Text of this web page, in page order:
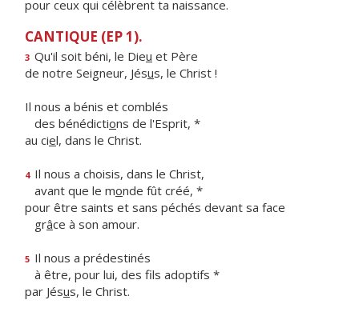
pour ceux qui célèbrent ta naissance.
CANTIQUE (EP 1).
3 Qu'il soit béni, le Dieu et Père
de notre Seigneur, Jésus, le Christ !
Il nous a bénis et comblés
des bénédictions de l'Esprit, *
au ciel, dans le Christ.
4 Il nous a choisis, dans le Christ,
avant que le monde fût créé, *
pour être saints et sans péchés devant sa face
grâce à son amour.
5 Il nous a prédestinés
à être, pour lui, des fls adoptifs *
par Jésus, le Christ.